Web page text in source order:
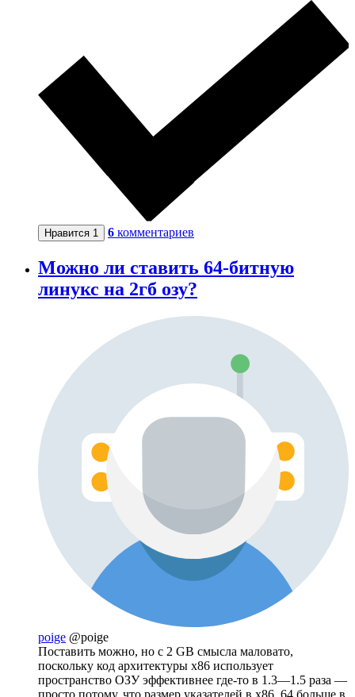
Нравится 1 6 комментариев
Можно ли ставить 64-битную
линукс на 2гб озу?
poige @poige
Поставить можно, но с 2 GB смысла маловато,
поскольку код архитектуры x86 использует
пространство ОЗУ эффективнее где-то в 1.3—1.5 раза —
просто потому, что размер указателей в x86_64 больше в